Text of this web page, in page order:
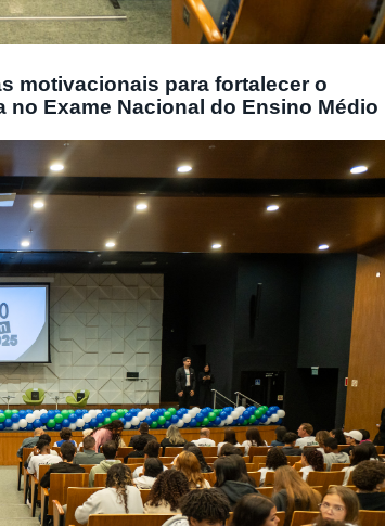
motivacionais para fortalecer o
Exame Nacional do Ensino Médio